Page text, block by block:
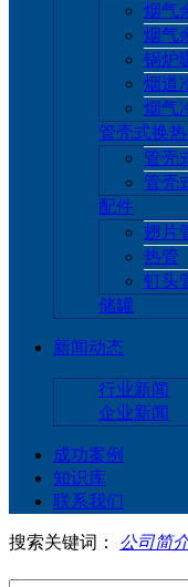
烟气
烟气
锅炉
烟道
烟气
管壳式换
管壳
管壳
配件
翅片
热管
钉头
储罐
新闻动态
行业新闻
企业新闻
成功案例
知识库
联系我们
搜索关键词： 公司简